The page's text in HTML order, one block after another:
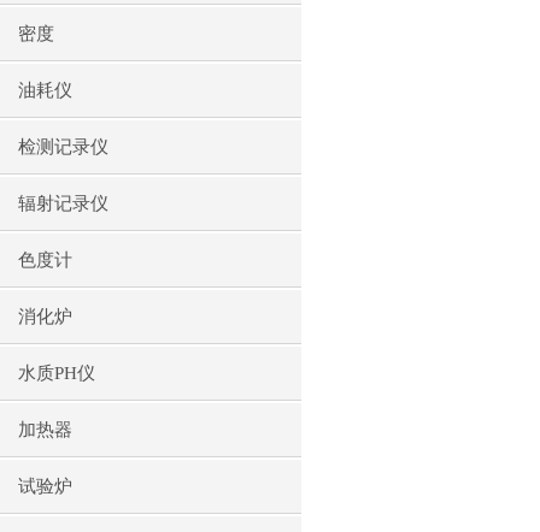
密度
油耗仪
检测记录仪
辐射记录仪
色度计
消化炉
水质PH仪
加热器
试验炉